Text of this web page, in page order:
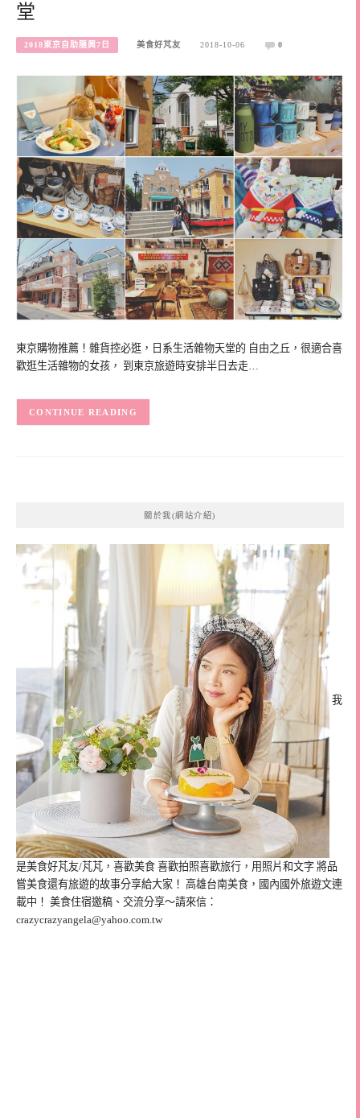
堂
2018東京自助隨興7日 美食好芃友 2018-10-06 0
東京購物推薦！雜貨控必逛，日系生活雜物天堂的 自由之丘，很適合喜
歡逛生活雜物的女孩， 到東京旅遊時安排半日去走…
CONTINUE READING
關於我(網站介紹)
我
是美食好芃友/芃芃，喜歡美食 喜歡拍照喜歡旅行，用照片和文字 將品
嘗美食還有旅遊的故事分享給大家！ 高雄台南美食，國內國外旅遊文連
載中！ 美食住宿邀稿、交流分享～請來信：
crazycrazyangela@yahoo.com.tw